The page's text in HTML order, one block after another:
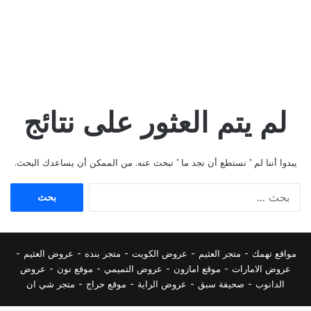
لم يتم العثور على نتائج
يبدوا أننا لم ’ نستطع أن نجد ما ’ تبحث عنه. من الممكن أن يساعدك البحث.
مواقع تهمك - متجر العثيم - عروض الكويت - متجر بنده - عروض العثيم -
عروض الامارات - موقع امازون - عروض التميمي - موقع نون - عروض
الدانوب - صحيفة سبق - عروض الراية - موقع حراج - متجر شي ان